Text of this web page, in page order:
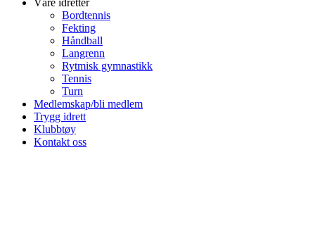
Våre idretter
Bordtennis
Fekting
Håndball
Langrenn
Rytmisk gymnastikk
Tennis
Turn
Medlemskap/bli medlem
Trygg idrett
Klubbtøy
Kontakt oss